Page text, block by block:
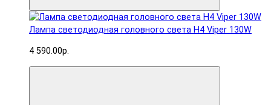
Лампа светодиодная головного света H4 Viper 130W
4 590.00р.